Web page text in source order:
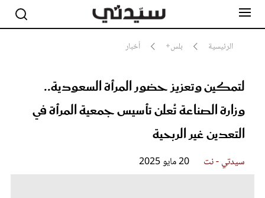
الرئيسية بلس+ أخبار
لتمكين وتعزيز حضور المرأة السعودية..
وزارة الصناعة تُعلن تأسيس جمعية المرأة في
التعدين غير الربحية
سيدتي - نت 20 مايو 2025
مشاهير
جمال
سيدتي وطفلك
بلس+